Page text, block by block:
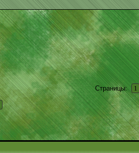
Страницы: 1